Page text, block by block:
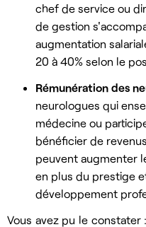
chef de service ou
de gestion
augmentation
20 à 40% selon le
Rémunération des
neurologues qui
médecine ou
bénéficier de
peuvent augmenter
en plus du prestige
développement
Vous avez pu le